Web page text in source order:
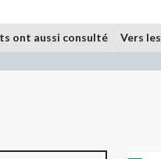
ont aussi consulté Vers